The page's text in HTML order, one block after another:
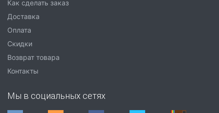
Как сделать заказ
Доставка
Оплата
Скидки
Возврат товара
Контакты
Мы в социальных сетях